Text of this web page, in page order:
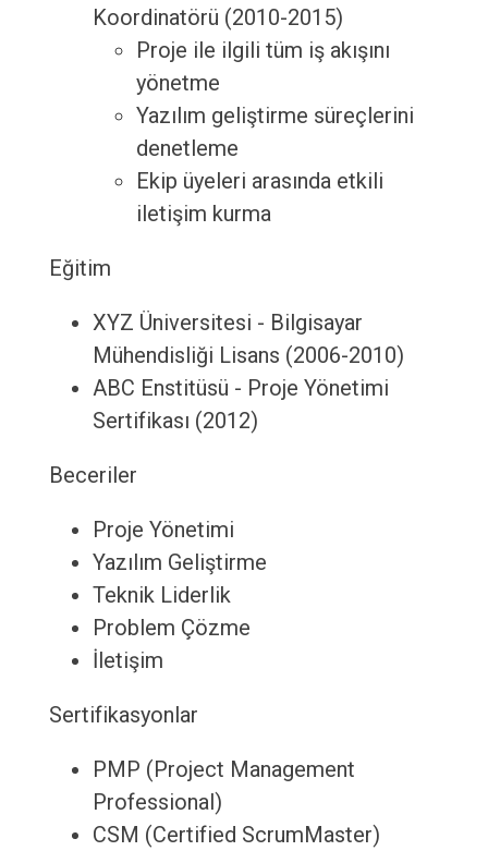
Koordinatörü (2010-2015)
Proje ile ilgili tüm iş akışını
yönetme
Yazılım geliştirme süreçlerini
denetleme
Ekip üyeleri arasında etkili
iletişim kurma
Eğitim
XYZ Üniversitesi - Bilgisayar
Mühendisliği Lisans (2006-2010)
ABC Enstitüsü - Proje Yönetimi
Sertifikası (2012)
Beceriler
Proje Yönetimi
Yazılım Geliştirme
Teknik Liderlik
Problem Çözme
İletişim
Sertifikasyonlar
PMP (Project Management
Professional)
CSM (Certified ScrumMaster)